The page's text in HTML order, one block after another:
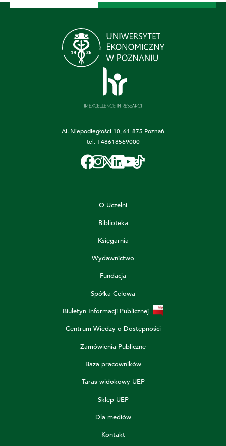
Al. Niepodległości 10, 61-875 Poznań
tel.+48618569000
O Uczelni
Biblioteka
Księgarnia
Wydawnictwo
Fundacja
Spółka Celowa
Biuletyn Informacji Publicznej
Centrum Wiedzy o Dostępności
Zamówienia Publiczne
Baza pracowników
Taras widokowy UEP
Sklep UEP
Dla mediów
Kontakt